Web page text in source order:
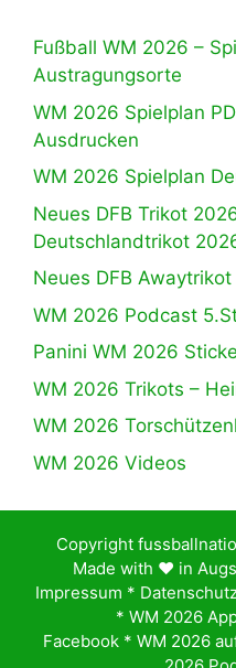
Fußball WM 2026 –
Austragungsorte
WM 2026 Spielplan
Ausdrucken
WM 2026 Spielplan
Neues DFB Trikot
Deutschlandtrikot
Neues DFB
WM 2026 Podcast
Panini WM 2026
WM 2026 Trikots –
WM 2026
WM 2026 Videos
Copyright
Made with ♥️ in
Impressum *
* WM 2026
Facebook * WM 2026